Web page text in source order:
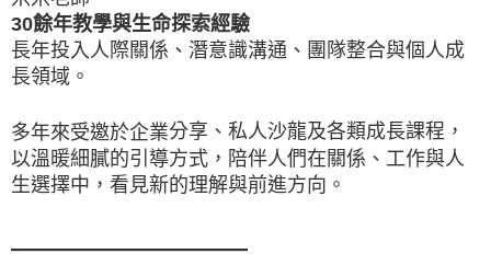
30餘年教學與生命探索經驗
長年投入人際關係、潛意識溝通、團隊整合與個人成
多年來受邀於企業
以溫暖細膩的引導方式，陪伴人們在關係、工作與人
生選擇中，看見新的理解與前進方向。
━━━━━━━━━━━━